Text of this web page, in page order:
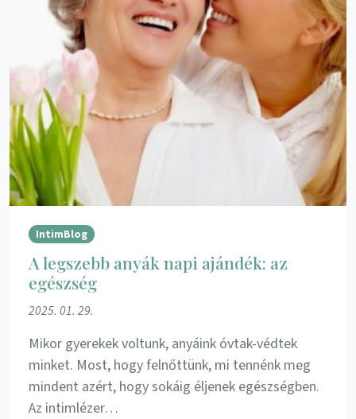
IntimBlog
A legszebb anyák napi ajándék: az
egészség
2025. 01. 29.
Mikor gyerekek voltunk, anyáink óvtak-védtek
minket. Most, hogy felnőttünk, mi tennénk meg
mindent azért, hogy sokáig éljenek egészségben.
Az intimlézer…